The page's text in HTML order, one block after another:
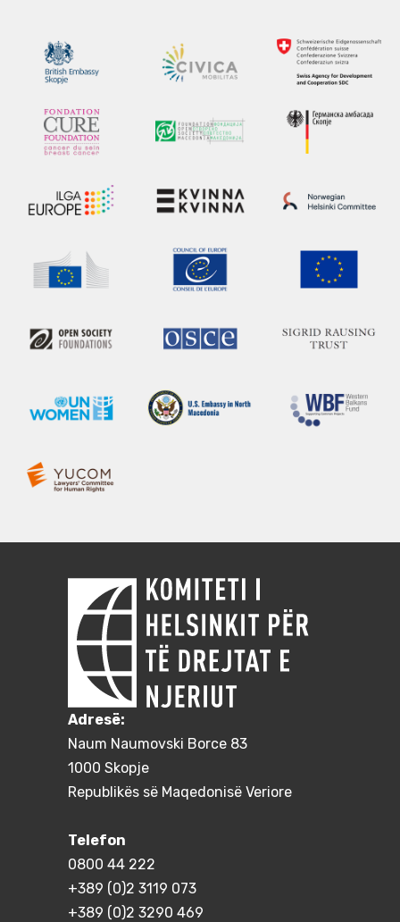
Adresë:
Naum Naumovski Borce 83
1000 Skopje
Republikës së Maqedonisë Veriore
Telefon
0800 44 222
+389 (0)2 3119 073
+389 (0)2 3290 469